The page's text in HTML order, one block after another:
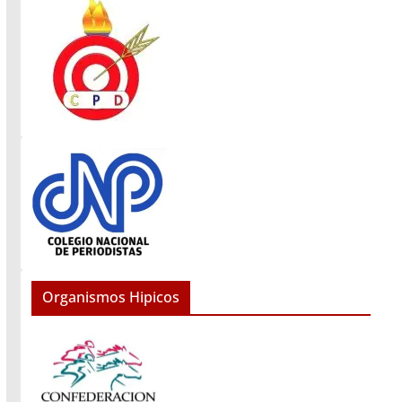
Organismos Hipicos